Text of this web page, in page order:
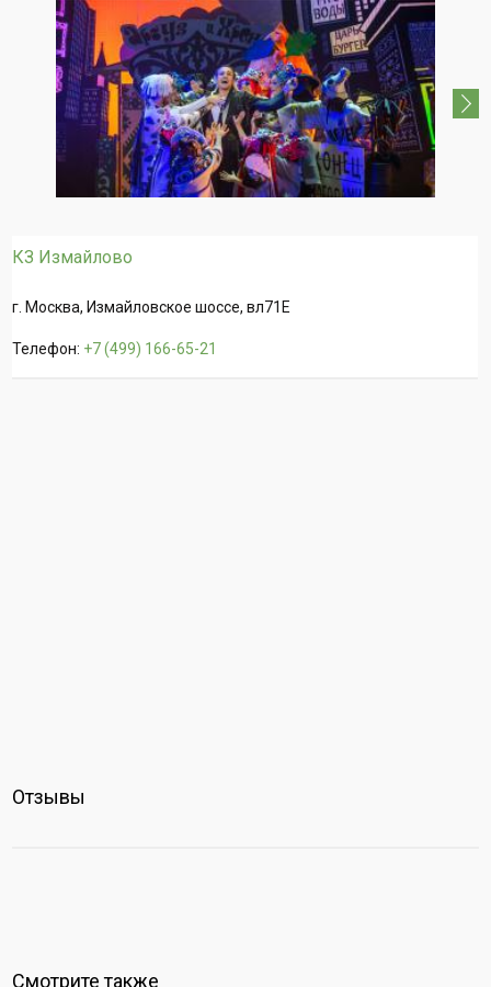
КЗ Измайлово
г. Москва, Измайловское шоссе, вл71Е
Телефон: +7 (499) 166-65-21
Отзывы
Смотрите также